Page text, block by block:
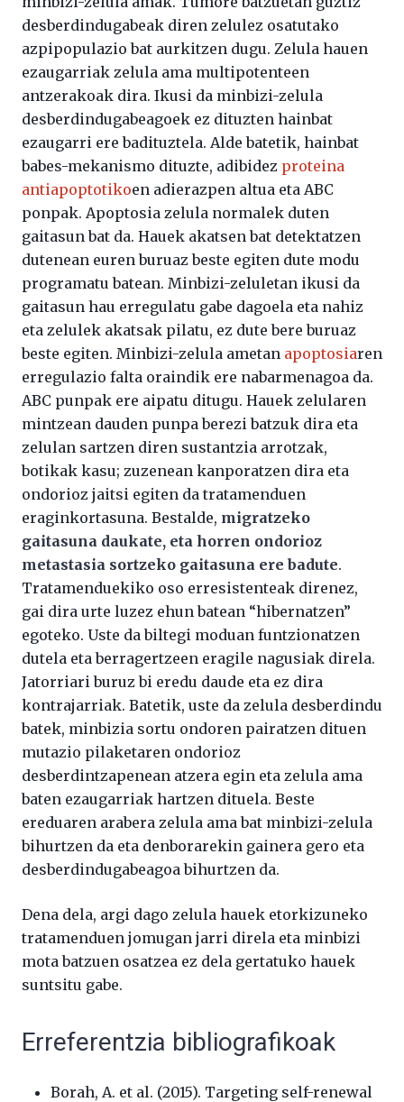
desberdindugabeak diren zelulez osatutako
azpipopulazio bat aurkitzen dugu. Zelula hauen
ezaugarriak zelula ama multipotenteen
antzerakoak dira. Ikusi da minbizi-zelula
desberdindugabeagoek ez dituzten hainbat
ezaugarri ere badituztela. Alde batetik, hainbat
babes-mekanismo dituzte, adibidez proteina
antiapoptotikoen adierazpen altua eta ABC
ponpak. Apoptosia zelula normalek duten
gaitasun bat da. Hauek akatsen bat detektatzen
dutenean euren buruaz beste egiten dute modu
programatu batean. Minbizi-zeluletan ikusi da
gaitasun hau erregulatu gabe dagoela eta nahiz
eta zelulek akatsak pilatu, ez dute bere buruaz
beste egiten. Minbizi-zelula ametan apoptosiaren
erregulazio falta oraindik ere nabarmenagoa da.
ABC punpak ere aipatu ditugu. Hauek zelularen
mintzean dauden punpa berezi batzuk dira eta
zelulan sartzen diren sustantzia arrotzak,
botikak kasu; zuzenean kanporatzen dira eta
ondorioz jaitsi egiten da tratamenduen
eraginkortasuna. Bestalde, migratzeko
gaitasuna daukate, eta horren ondorioz
metastasia sortzeko gaitasuna ere badute.
Tratamenduekiko oso erresistenteak direnez,
gai dira urte luzez ehun batean “hibernatzen”
egoteko. Uste da biltegi moduan funtzionatzen
dutela eta berragertzeen eragile nagusiak direla.
Jatorriari buruz bi eredu daude eta ez dira
kontrajarriak. Batetik, uste da zelula desberdindu
batek, minbizia sortu ondoren pairatzen dituen
mutazio pilaketaren ondorioz
desberdintzapenean atzera egin eta zelula ama
baten ezaugarriak hartzen dituela. Beste
ereduaren arabera zelula ama bat minbizi-zelula
bihurtzen da eta denborarekin gainera gero eta
desberdindugabeagoa bihurtzen da.
Dena dela, argi dago zelula hauek etorkizuneko
tratamenduen jomugan jarri direla eta minbizi
mota batzuen osatzea ez dela gertatuko hauek
suntsitu gabe.
Erreferentzia bibliografikoak
Borah, A. et al. (2015). Targeting self-renewal